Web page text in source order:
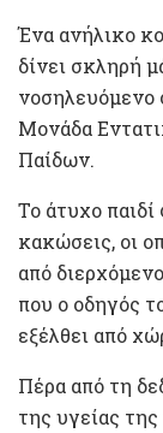
Ένα ανήλικο
δίνει σκληρή
νοσηλευόμενο
Μονάδα
Παίδων.
Το άτυχο
κακώσεις, οι
από
που ο οδηγός
εξέλθει από
Πέρα από τη
της υγείας